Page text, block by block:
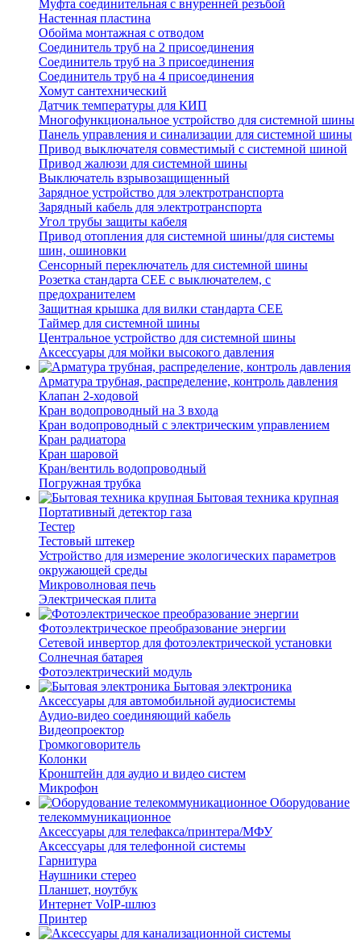
Муфта соединительная с внуренней резъбой
Настенная пластина
Обойма монтажная с отводом
Соединитель труб на 2 присоединения
Соединитель труб на 3 присоединения
Соединитель труб на 4 присоединения
Хомут сантехнический
Датчик температуры для КИП
Многофункциональное устройство для системной шины
Панель управления и синализации для системной шины
Привод выключателя совместимый с системной шиной
Привод жалюзи для системной шины
Выключатель взрывозащищенный
Зарядное устройство для электротранспорта
Зарядный кабель для электротранспорта
Угол трубы защиты кабеля
Привод отопления для системной шины/для системы
шин, ошиновки
Сенсорный переключатель для системной шины
Розетка стандарта СЕЕ с выключателем, с
предохранителем
Защитная крышка для вилки стандарта CEE
Таймер для системной шины
Центральное устройство для системной шины
Аксессуары для мойки высокого давления
Арматура трубная, распределение, контроль давления
Клапан 2-ходовой
Кран водопроводный на 3 входа
Кран водопроводный с электрическим управлением
Кран радиатора
Кран шаровой
Кран/вентиль водопроводный
Погружная трубка
Бытовая техника крупная
Портативный детектор газа
Тестер
Тестовый штекер
Устройство для измерение экологических параметров
окружающей среды
Микроволновая печь
Электрическая плита
Фотоэлектрическое преобразование энергии
Сетевой инвертор для фотоэлектрической установки
Солнечная батарея
Фотоэлектрический модуль
Бытовая электроника
Аксессуары для автомобильной аудиосистемы
Аудио-видео соединяющий кабель
Видеопроектор
Громкоговоритель
Колонки
Кронштейн для аудио и видео систем
Микрофон
Оборудование
телекоммуникационное
Аксессуары для телефакса/принтера/МФУ
Аксессуары для телефонной системы
Гарнитура
Наушники стерео
Планшет, ноутбук
Интернет VoIP-шлюз
Принтер